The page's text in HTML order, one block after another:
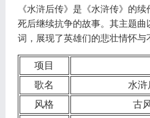
《水浒后传》是《水浒传》的
死后继续抗争的故事。其主题曲
词，展现了英雄们的悲壮情怀与
项目
歌名
水浒
风格
古